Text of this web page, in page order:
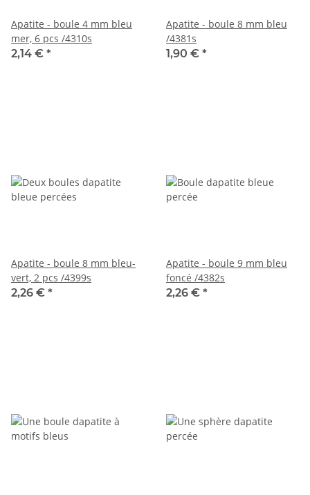
Apatite - boule 4 mm bleu
mer, 6 pcs /4310s
2,14 € *
Apatite - boule 8 mm bleu
/4381s
1,90 € *
Apatite - boule 8 mm bleu-
vert, 2 pcs /4399s
2,26 € *
Apatite - boule 9 mm bleu
foncé /4382s
2,26 € *